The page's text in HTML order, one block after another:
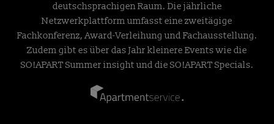
deutschsprachigen Raum. Die jährliche
Netzwerkplattform umfasst eine zweitägige
Fachkonferenz, Award-Verleihung und Fachausstellung.
Zudem gibt es über das Jahr kleinere Events wie die
SO!APART Summer insight und die SO!APART Specials.